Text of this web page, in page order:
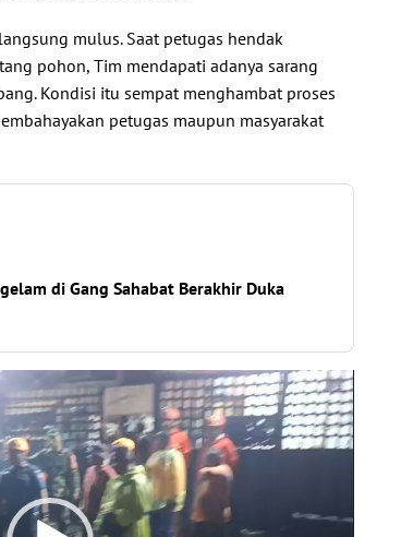
mulus. Saat petugas hendak
pohon, Tim mendapati adanya sarang
Kondisi itu sempat menghambat proses
petugas maupun masyarakat
di Gang Sahabat Berakhir Duka